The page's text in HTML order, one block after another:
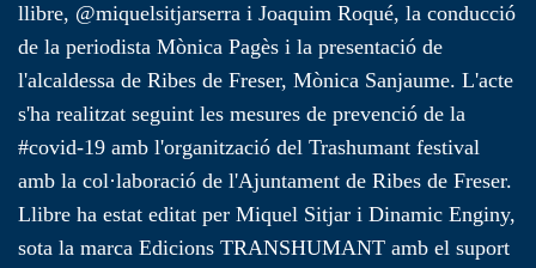
llibre, @miquelsitjarserra i Joaquim Roqué, la conducció
de la periodista Mònica Pagès i la presentació de
l'alcaldessa de Ribes de Freser, Mònica Sanjaume. L'acte
s'ha realitzat seguint les mesures de prevenció de la
#covid-19 amb l'organització del Trashumant festival
amb la col·laboració de l'Ajuntament de Ribes de Freser.
Llibre ha estat editat per Miquel Sitjar i Dinamic Enginy,
sota la marca Edicions TRANSHUMANT amb el suport